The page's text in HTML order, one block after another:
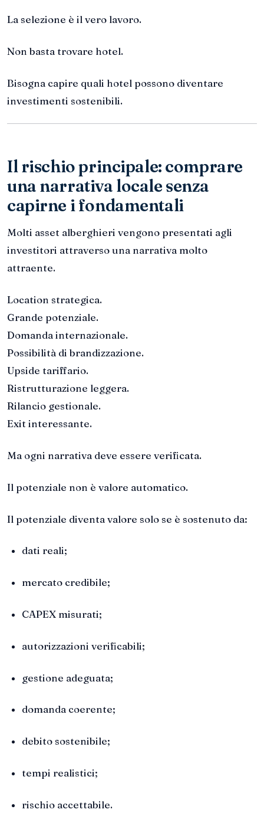
La selezione è il vero lavoro.
Non basta trovare hotel.
Bisogna capire quali hotel possono diventare
investimenti sostenibili.
Il rischio principale: comprare
una narrativa locale senza
capirne i fondamentali
Molti asset alberghieri vengono presentati agli
investitori attraverso una narrativa molto
attraente.
Location strategica.
Grande potenziale.
Domanda internazionale.
Possibilità di brandizzazione.
Upside tariffario.
Ristrutturazione leggera.
Rilancio gestionale.
Exit interessante.
Ma ogni narrativa deve essere verificata.
Il potenziale non è valore automatico.
Il potenziale diventa valore solo se è sostenuto da:
dati reali;
mercato credibile;
CAPEX misurati;
autorizzazioni verificabili;
gestione adeguata;
domanda coerente;
debito sostenibile;
tempi realistici;
rischio accettabile.